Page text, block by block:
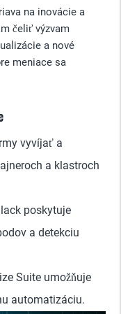
na inovácie a
čeliť výzvam
a nové
meniace sa
vyvíjať a
a klastroch
poskytuje
a detekciu
Suite umožňuje
automatizáciu.